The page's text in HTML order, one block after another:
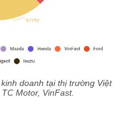
doanh tại thị trường Việt
Motor, VinFast.